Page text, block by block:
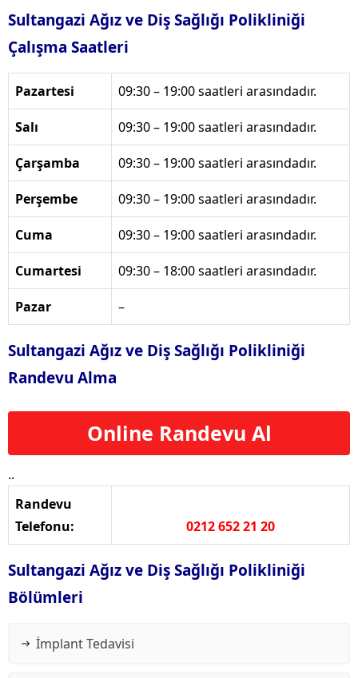
Sultangazi Ağız ve Diş Sağlığı Polikliniği
Çalışma Saatleri
Pazartesi 09:30 – 19:00 saatleri arasındadır.
Salı 09:30 – 19:00 saatleri arasındadır.
Çarşamba 09:30 – 19:00 saatleri arasındadır.
Perşembe 09:30 – 19:00 saatleri arasındadır.
Cuma 09:30 – 19:00 saatleri arasındadır.
Cumartesi 09:30 – 18:00 saatleri arasındadır.
Pazar –
Sultangazi Ağız ve Diş Sağlığı Polikliniği
Randevu Alma
Online Randevu Al
..
Randevu
Telefonu:
0212 652 21 20
Sultangazi Ağız ve Diş Sağlığı Polikliniği
Bölümleri
İmplant Tedavisi